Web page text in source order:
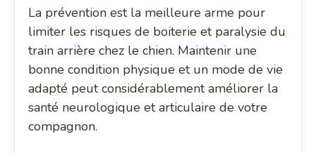
La prévention est la meilleure arme pour
limiter les risques de boiterie et paralysie du
train arrière chez le chien. Maintenir une
bonne condition physique et un mode de vie
adapté peut considérablement améliorer la
santé neurologique et articulaire de votre
compagnon.